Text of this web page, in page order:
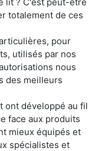
totalement de ces
pour
utilisés par nos
nous
des meilleurs
ont développé au fil
face aux produits
mieux équipés et
spécialistes et